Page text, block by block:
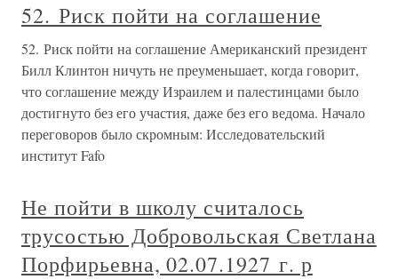
52. Риск пойти на соглашение
52. Риск пойти на соглашение Американский президент
Билл Клинтон ничуть не преуменьшает, когда говорит,
что соглашение между Израилем и палестинцами было
достигнуто без его участия, даже без его ведома. Начало
переговоров было скромным: Исследовательский
институт Fafo
Не пойти в школу считалось
трусостью Добровольская Светлана
Порфирьевна, 02.07.1927 г. р